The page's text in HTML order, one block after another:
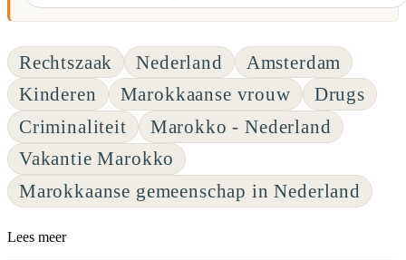
Rechtszaak Nederland
Amsterdam
Kinderen
Marokkaanse vrouw
Drugs
Criminaliteit
Marokko - Nederland
Vakantie Marokko
Marokkaanse gemeenschap in Nederland
Lees meer